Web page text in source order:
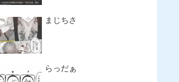
まじちさ
らっだぁ